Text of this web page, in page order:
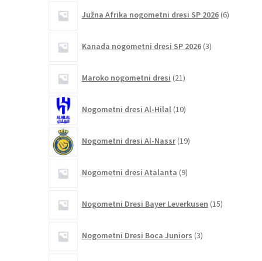
Južna Afrika nogometni dresi SP 2026 6izdelkov
Kanada nogometni dresi SP 2026 3izdelki
Maroko nogometni dresi 21izdelkov
Nogometni dresi Al-Hilal 10izdelkov
Nogometni dresi Al-Nassr 19izdelkov
Nogometni dresi Atalanta 9izdelkov
Nogometni Dresi Bayer Leverkusen 15izdelkov
Nogometni Dresi Boca Juniors 3izdelki